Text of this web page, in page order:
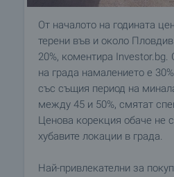
От началото на годината
терени във и около
20%, коментира Investor.bg.
на града намалението е
със същия период на
между 45 и 50%, смятат
Ценова корекция обаче не
хубавите локации в града.
Най-привлекателни за